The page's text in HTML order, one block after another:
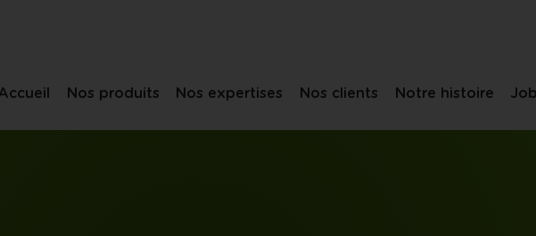
Nos produits Nos expertises Nos clients Notre histoire